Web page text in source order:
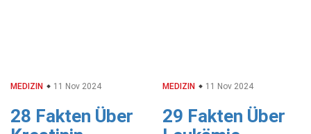
MEDIZIN 11 Nov 2024
28 Fakten Über
MEDIZIN 11 Nov 2024
29 Fakten Über